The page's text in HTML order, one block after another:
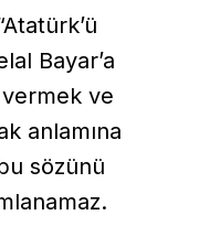
Bayar’a
ve
anlamına
sözünü